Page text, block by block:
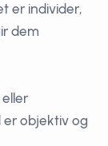
er individer,
dem
er objektiv og